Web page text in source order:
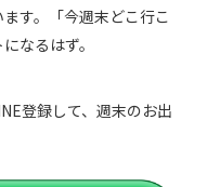
す。「今週末どこ行こ
なるはず。
登録して、週末のお出